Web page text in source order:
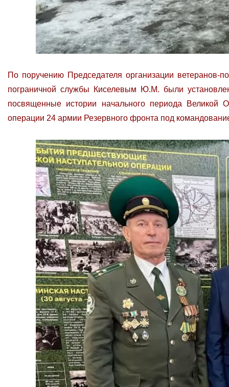
По поручению Председателя организации ветеранов-
пограничной службы Киселевым Ю.М. были
посвященные истории начального периода Великой
операции 24 армии Резервного фронта под